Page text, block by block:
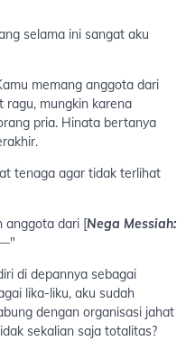
selama ini sangat aku
memang anggota dari
ragu, mungkin karena
pria. Hinata bertanya
tenaga agar tidak terlihat
anggota dari [Nega Messiah:
di depannya sebagai
lika-liku, aku sudah
dengan organisasi jahat
sekalian saja totalitas?